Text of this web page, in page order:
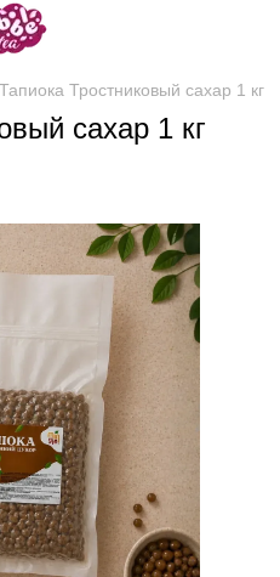
Тапиока Тростниковый сахар 1 кг
сахар 1 кг